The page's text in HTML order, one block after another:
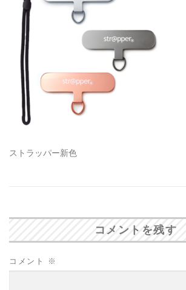
ストラッパー新色
コメントを残す
コメント ※